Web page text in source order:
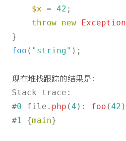
$x = 42 ;
throw new Exception
foo ( "string" );
现在堆栈跟踪的结果是：
Stack trace:
#0 file. php (4 ): foo (42 )
#1 {main}